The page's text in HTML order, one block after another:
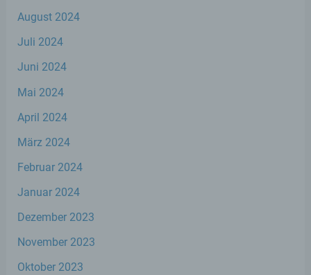
August 2024
Juli 2024
Juni 2024
Mai 2024
April 2024
März 2024
Februar 2024
Januar 2024
Dezember 2023
November 2023
Oktober 2023
Profiling ist jede Art der automatisierten
personenbezogenen Daten verwendet
werden, um bestimmte persönliche
Aspekte, die sich auf eine natürliche Person
Aspekte bezüglich Arbeitsleistung,
persönlicher Vorlieben, Interessen,
oder Ortswechsel dieser natürlichen Person